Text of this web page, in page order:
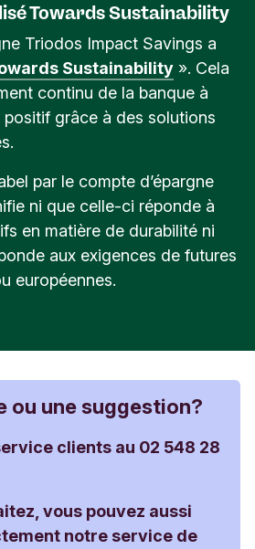
Towards Sustainability
Triodos Impact Savings a
Sustainability ». Cela
continu de la banque à
grâce à des solutions
par le compte d’épargne
ni que celle-ci réponde à
en matière de durabilité ni
aux exigences de futures
européennes.
ou une suggestion?
clients au 02 548 28
vous pouvez aussi
notre service de